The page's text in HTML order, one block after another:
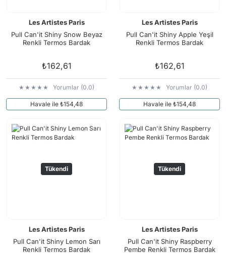
Les Artistes Paris
Pull Can'it Shiny Snow Beyaz
Renkli Termos Bardak
₺162,61
Yorumlar (0.0)
Havale ile ₺154,48
Les Artistes Paris
Pull Can'it Shiny Apple Yeşil
Renkli Termos Bardak
₺162,61
Yorumlar (0.0)
Havale ile ₺154,48
Tükendi
Les Artistes Paris
Pull Can'it Shiny Lemon Sarı
Renkli Termos Bardak
Tükendi
Les Artistes Paris
Pull Can'it Shiny Raspberry
Pembe Renkli Termos Bardak